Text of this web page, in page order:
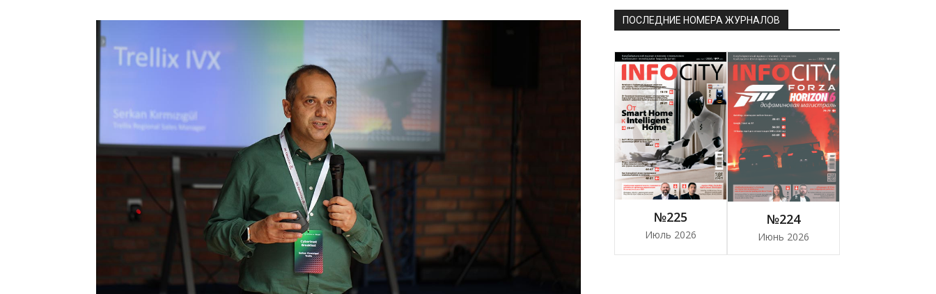
ПОСЛЕДНИЕ НОМЕРА ЖУРНАЛОВ
№225
Июль 2026
№224
Июнь 2026